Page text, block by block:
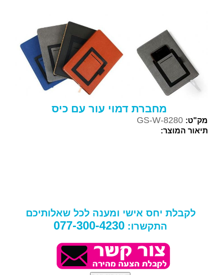
מחברת דמוי עור עם כיס
מק"ט: GS-W-8280
תיאור המוצר:
לקבלת יחס אישי ומענה לכל שאלותיכם
התקשרו: 077-300-4230